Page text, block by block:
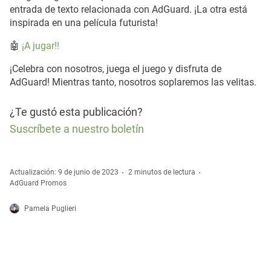
entrada de texto relacionada con AdGuard. ¡La otra está
inspirada en una película futurista!
🤖 ¡A jugar!!
¡Celebra con nosotros, juega el juego y disfruta de
AdGuard! Mientras tanto, nosotros soplaremos las velitas.
¿Te gustó esta publicación?
Suscríbete a nuestro boletín
Actualización: 9 de junio de 2023
2 minutos de lectura
AdGuard Promos
Pamela Puglieri